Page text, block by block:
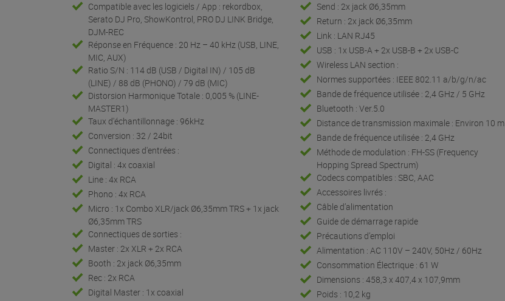
Compatible avec les logiciels / App : rekordbox,
Serato DJ Pro, ShowKontrol, PRO DJ LINK Bridge,
DJM-REC
Réponse en Fréquence : 20 Hz – 40 kHz (USB, LINE,
MIC, AUX)
Ratio S/N : 114 dB (USB / Digital IN) / 105 dB
(LINE) / 88 dB (PHONO) / 79 dB (MIC)
Distorsion Harmonique Totale : 0,005 % (LINE-
MASTER1)
Taux d'échantillonnage : 96kHz
Conversion : 32 / 24bit
Connectiques d'entrées :
Digital : 4x coaxial
Line : 4x RCA
Phono : 4x RCA
Micro : 1x Combo XLR/jack Ø6,35mm TRS + 1x jack
Ø6,35mm TRS
Connectiques de sorties :
Master : 2x XLR + 2x RCA
Booth : 2x jack Ø6,35mm
Rec : 2x RCA
Digital Master : 1x coaxial
Send : 2x jack Ø6,35mm
Return : 2x jack Ø6,35mm
Link : LAN RJ45
USB : 1x USB-A + 2x USB-B + 2x USB-C
Wireless LAN section :
Normes supportées : IEEE 802.11 a/b/g/n/ac
Bande de fréquence utilisée : 2,4 GHz / 5 GHz
Bluetooth : Ver.5.0
Distance de transmission maximale : Environ 10 m
Bande de fréquence utilisée : 2,4 GHz
Méthode de modulation : FH-SS (Frequency
Hopping Spread Spectrum)
Codecs compatibles : SBC, AAC
Accessoires livrés :
Câble d’alimentation
Guide de démarrage rapide
Précautions d’emploi
Alimentation : AC 110V – 240V, 50Hz / 60Hz
Consommation Électrique : 61 W
Dimensions : 458,3 x 407,4 x 107,9mm
Poids : 10,2 kg